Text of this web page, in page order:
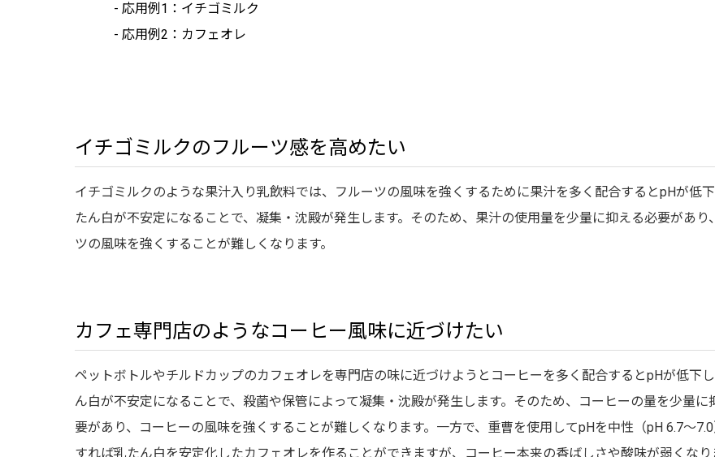
- 応用例1：イチゴミルク
- 応用例2：カフェオレ
イチゴミルクのフルーツ感を高めたい
イチゴミルクのような果汁入り乳飲料では、フルーツの風味を強くするために果汁を多く配合するとpHが低
たん白が不安定になることで、凝集・沈殿が発生します。そのため、果汁の使用量を少量に抑える必要があり
ツの風味を強くすることが難しくなります。
カフェ専門店のようなコーヒー風味に近づけたい
ペットボトルやチルドカップのカフェオレを専門店の味に近づけようとコーヒーを多く配合するとpHが低下
ん白が不安定になることで、殺菌や保管によって凝集・沈殿が発生します。そのため、コーヒーの量を少量に
要があり、コーヒーの風味を強くすることが難しくなります。一方で、重曹を使用してpHを中性（pH 6.7～
すれば乳たん白を安定化したカフェオレを作ることができますが、コーヒー本来の香ばしさや酸味が弱くなり